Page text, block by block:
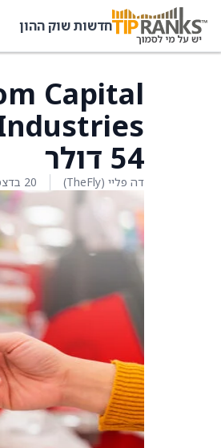
חדשות שוק ההון
54 דולר
דה פליי (TheFly) 20 בדצמבר 2025